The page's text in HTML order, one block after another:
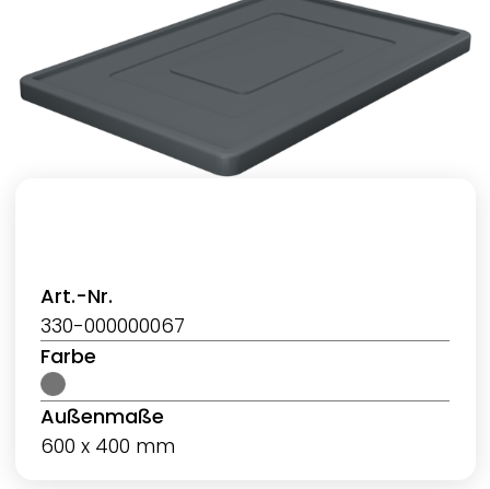
Art.-Nr.
330-000000067
Farbe
Außenmaße
600 x 400 mm